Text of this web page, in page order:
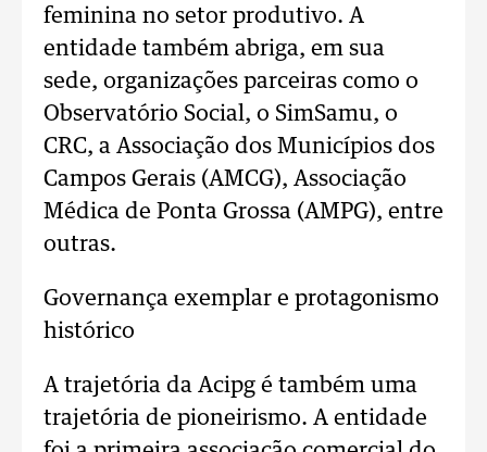
feminina no setor produtivo. A
entidade também abriga, em sua
sede, organizações parceiras como o
Observatório Social, o SimSamu, o
CRC, a Associação dos Municípios dos
Campos Gerais (AMCG), Associação
Médica de Ponta Grossa (AMPG), entre
outras.
Governança exemplar e protagonismo
histórico
A trajetória da Acipg é também uma
trajetória de pioneirismo. A entidade